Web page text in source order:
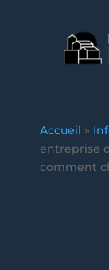
Accueil »
entreprise
comment